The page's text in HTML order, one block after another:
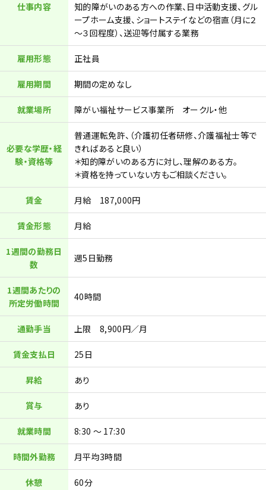
仕事内容
知的障がいのある方への作業、日中活動支援、グル
ープホーム支援、ショートステイなどの宿直（月に２
～３回程度）、送迎等付属する業務
雇用形態 正社員
雇用期間 期間の定めなし
就業場所 障がい福祉サービス事業所 オークル・他
必要な学歴・経
験・資格等
普通運転免許、（介護初任者研修、介護福祉士等で
きればあると良い）
＊知的障がいのある方に対し、理解のある方。
＊資格を持っていない方もご相談ください。
賃金 月給 187,000円
賃金形態 月給
1週間の勤務日
数
週5日勤務
1週間あたりの
所定労働時間
40時間
通勤手当 上限 8,900円／月
賃金支払日 25日
昇給 あり
賞与 あり
就業時間 8:30 ～ 17:30
時間外勤務 月平均3時間
休憩 60分